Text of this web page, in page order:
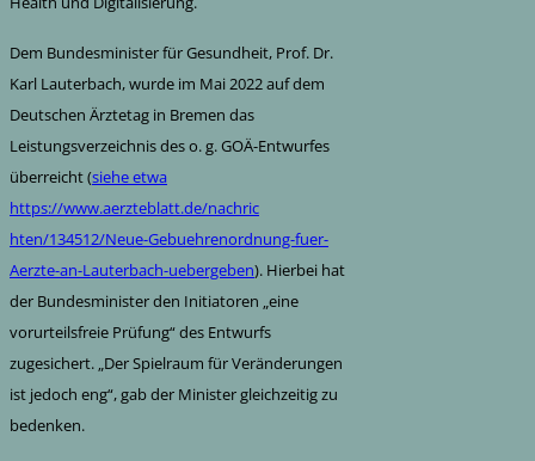
Dem Bundesminister für Gesundheit, Prof. Dr.
Karl Lauterbach, wurde im Mai 2022 auf dem
Deutschen Ärztetag in Bremen das
Leistungsverzeichnis des o. g. GOÄ-Entwurfes
überreicht (siehe etwa
https://www.aerzteblatt.de/nachric
hten/134512/Neue-Gebuehrenordnung-fuer-
Aerzte-an-Lauterbach-uebergeben). Hierbei hat
der Bundesminister den Initiatoren „eine
vorurteilsfreie Prüfung“ des Entwurfs
zugesichert. „Der Spielraum für Veränderungen
ist jedoch eng“, gab der Minister gleichzeitig zu
bedenken.